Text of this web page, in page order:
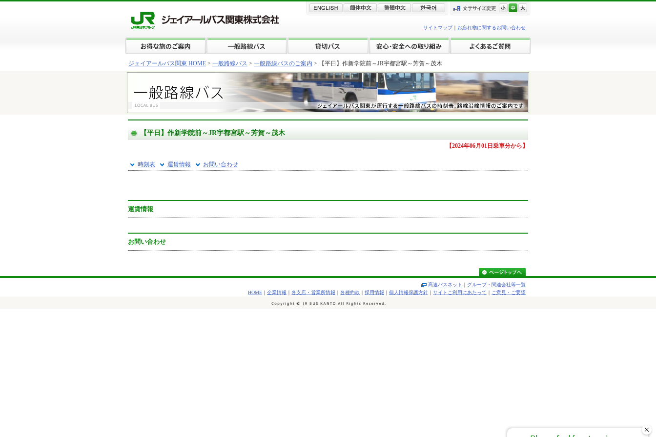
サイトマップ｜ お忘れ物に関するお問い合わせ
ジェイアールバス関東 HOME > 一般路線バス > 一般路線バスのご案内 > 【平日】作新学院前～JR宇都宮駅～芳賀～茂木
【平日】作新学院前～JR宇都宮駅～芳賀～茂木
【2024年06月01日乗車分から】
時刻表 運賃情報 お問い合わせ
運賃情報
お問い合わせ
グループ・関連会社等一覧
｜
高速バスネット
ご意見・ご要望
｜
サイトご利用にあたって
｜
個人情報保護方針
｜
採用情報
｜
各種約款
｜
各支店・営業所情報
｜
企業情報
｜
HOME